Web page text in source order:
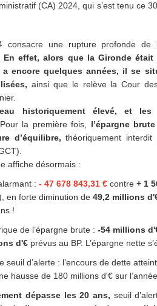
(CA) 2024, qui s’est tenu ce
consacre une rupture profonde
En effet, alors que la Gironde était
a encore quelques années, il se
ainsi que le relève la Cour
historiquement élevé, et les
Pour la première fois, l’épargne
d’équilibre, théoriquement
affiche désormais :
: - 47 678 843,31 € contre + 1
en forte diminution de 49,2 millions
!
de l’épargne brute : -54 millions
d'€ prévus au BP. L’épargne nette
seuil d’alerte : l’encours de dette atteint
hausse de 180 millions d'€ sur l’année.
dépasse les 20 ans, seuil